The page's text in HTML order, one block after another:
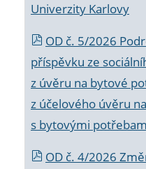
Univerzity Karlovy
OD č. 5/2026
příspěvku ze
z úvěru na bytové
z účelového úvěru
s bytovými
OD č. 4/2026